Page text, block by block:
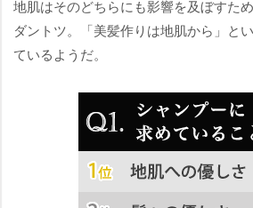
地肌はそのどちらにも影響を及ぼすた
ダントツ。「美髪作りは地肌から」と
ているようだ。